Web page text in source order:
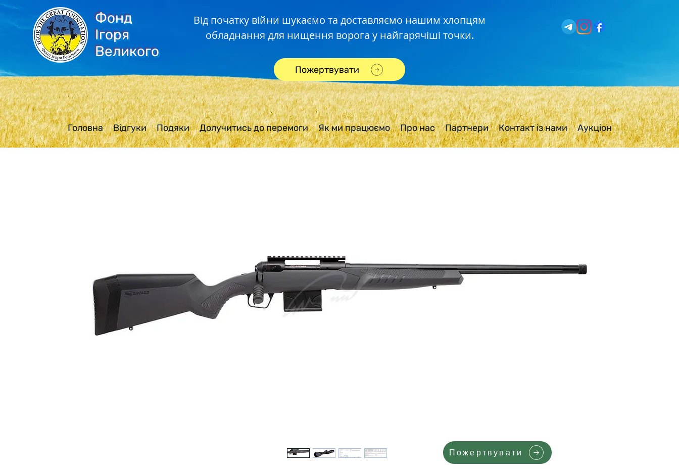
Фонд
Ігоря
Великого
Від початку війни шукаємо та доставляємо нашим хлопцям
обладнання для нищення ворога у найгарячіші точки.
Пожертвувати
Головна Відгуки Подяки Долучитись до перемоги Як ми працюємо Про нас Партнери Контакт із нами Аукціон
Пожертвувати